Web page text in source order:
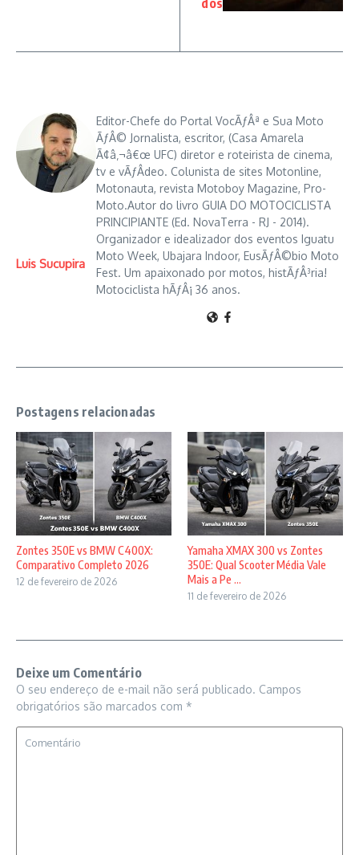
dos
Luis Sucupira
Editor-Chefe do Portal VocÃƒÂª e Sua Moto
ÃƒÂ© Jornalista, escritor, (Casa Amarela
Ã¢â‚¬â€œ UFC) diretor e roteirista de cinema,
tv e vÃƒÂ­deo. Colunista de sites Motonline,
Motonauta, revista Motoboy Magazine, Pro-
Moto.Autor do livro GUIA DO MOTOCICLISTA
PRINCIPIANTE (Ed. NovaTerra - RJ - 2014).
Organizador e idealizador dos eventos Iguatu
Moto Week, Ubajara Indoor, EusÃƒÂ©bio Moto
Fest. Um apaixonado por motos, histÃƒÂ³ria!
Motociclista hÃƒÂ¡ 36 anos.
Postagens relacionadas
Zontes 350E vs BMW C400X:
Comparativo Completo 2026
12 de fevereiro de 2026
Yamaha XMAX 300 vs Zontes
350E: Qual Scooter Média Vale
Mais a Pe ...
11 de fevereiro de 2026
Deixe um Comentário
O seu endereço de e-mail não será publicado. Campos
obrigatórios são marcados com *